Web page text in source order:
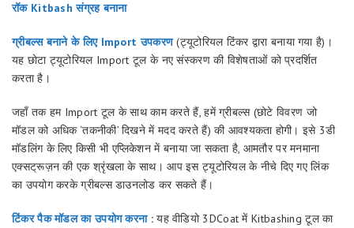
रॉक Kitbash संग्रह बनाना
ग्रीबल्स बनाने के लिए Import उपकरण(ट्यूटोरियल टिंकर द्वारा बनाया गया है)।
यह छोटा ट्यूटोरियल Import टूल के नए संस्करण की विशेषताओं को प्रदर्शित
करता है।
जहाँ तक हम Import टूल के साथ काम करते हैं, हमें ग्रीबल्स (छोटे विवरण जो
मॉडल को अधिक ‘तकनीकी’ दिखने में मदद करते हैं) की आवश्यकता होगी। इसे 3डी
मॉडलिंग के लिए किसी भी एप्लिकेशन में बनाया जा सकता है, आमतौर पर मनमाना
एक्सट्रूज़न की एक श्रृंखला के साथ। आप इस ट्यूटोरियल के नीचे दिए गए लिंक
का उपयोग करके ग्रीबल्स डाउनलोड कर सकते हैं।
टिंकर पैक मॉडल का उपयोग करना:यह वीडियो 3DCoat में Kitbashing टूल का